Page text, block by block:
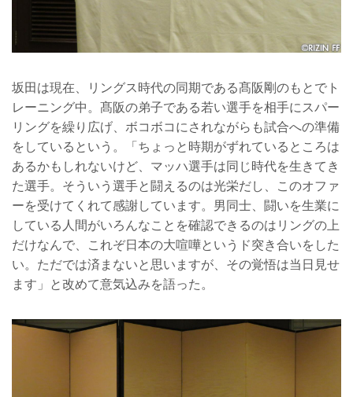
坂田は現在、リングス時代の同期である髙阪剛のもとでト
レーニング中。髙阪の弟子である若い選手を相手にスパー
リングを繰り広げ、ボコボコにされながらも試合への準備
をしているという。「ちょっと時期がずれているところは
あるかもしれないけど、マッハ選手は同じ時代を生きてき
た選手。そういう選手と闘えるのは光栄だし、このオファ
ーを受けてくれて感謝しています。男同士、闘いを生業に
している人間がいろんなことを確認できるのはリングの上
だけなんで、これぞ日本の大喧嘩というド突き合いをした
い。ただでは済まないと思いますが、その覚悟は当日見せ
ます」と改めて意気込みを語った。